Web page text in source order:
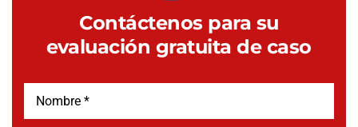
Contáctenos para su
evaluación gratuita de caso